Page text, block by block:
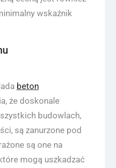
wskaźnik
beton
że doskonale
budowlach,
są zanurzone pod
są one na
mogą uszkadzać